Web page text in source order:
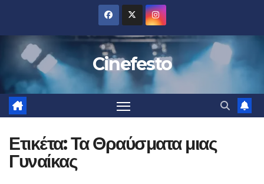
περιεχόμενο
Cinefesto
Ετικέτα:Τα Θραύσματα μιας
Γυναίκας